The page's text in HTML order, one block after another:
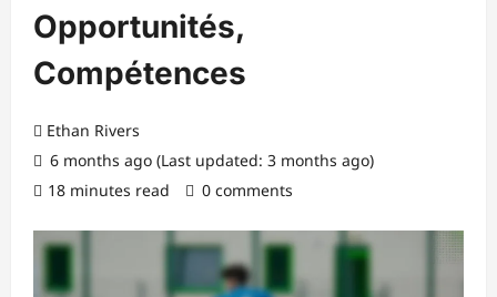
Opportunités,
Compétences
Ethan Rivers
6 months ago (Last updated: 3 months ago)
18 minutes read
0 comments